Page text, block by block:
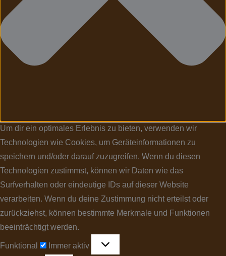
Um dir ein optimales Erlebnis zu bieten, verwenden wir
Technologien wie Cookies, um Geräteinformationen zu
speichern und/oder darauf zuzugreifen. Wenn du diesen
Technologien zustimmst, können wir Daten wie das
Surfverhalten oder eindeutige IDs auf dieser Website
verarbeiten. Wenn du deine Zustimmung nicht erteilst oder
zurückziehst, können bestimmte Merkmale und Funktionen
beeinträchtigt werden.
Funktional Immer aktiv